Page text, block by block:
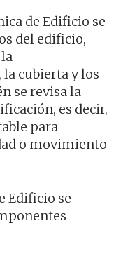
de Edificio se
del edificio,
cubierta y los
se revisa la
es decir,
para
o movimiento
Edificio se